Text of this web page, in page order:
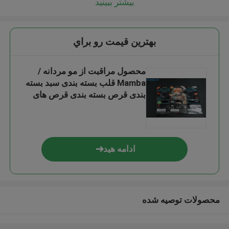
بهترين قيمت رو براي
محصول مراقبت از مو مردانه /
Mamba قلب بسته بندی سبد بسته
بندی قرص بسته بندی قرص های
ادامه هید
محصولات توصیه شده